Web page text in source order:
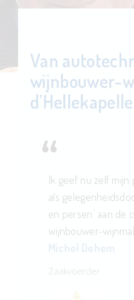
Van
wijnbouwer-
d’Hellekapelle
Ik geef nu zelf
als
en persen’ aan de
wijnbouwer-
Zaakvoerder